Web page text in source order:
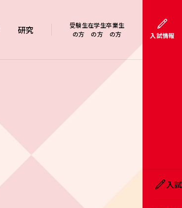
研究
受験生
の方
在学生
の方
卒業生
の方
入試情報
入